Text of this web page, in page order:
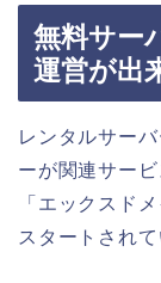
無料サー
運営が出
レンタルサー
ーが関連サービ
「エックスド
スタートされて